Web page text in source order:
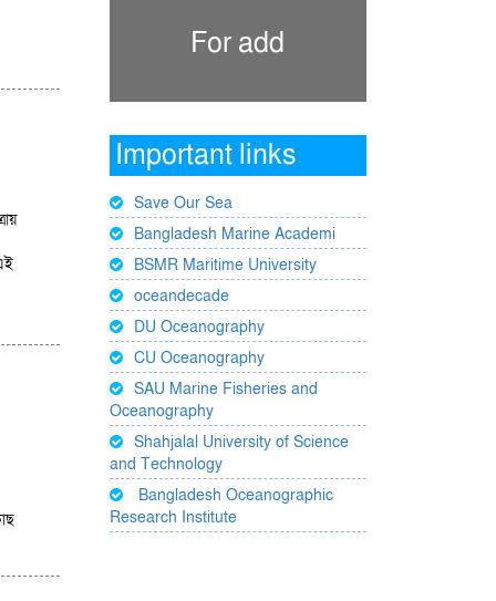
For add
Important links
Save Our Sea
Bangladesh Marine Academi
BSMR Maritime University
oceandecade
DU Oceanography
CU Oceanography
SAU Marine Fisheries and
Oceanography
Shahjalal University of Science
and Technology
Bangladesh Oceanographic
Research Institute